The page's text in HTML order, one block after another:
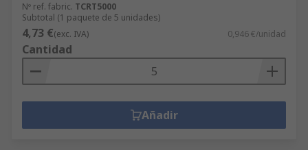
Nº ref. fabric. TCRT5000
Subtotal (1 paquete de 5 unidades)
4,73 €(exc. IVA) 0,946 €/unidad
Cantidad
Añadir